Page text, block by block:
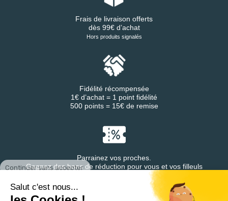
Continuer sans accepter
Salut c'est nous...
Frais de livraison offerts
dès 99€ d’achat
Hors produits signalés
Fidélité récompensée
1€ d’achat = 1 point fidélité
500 points = 15€ de remise
Parrainez vos proches.
Gagnez des bons de réduction pour vous et vos filleuls